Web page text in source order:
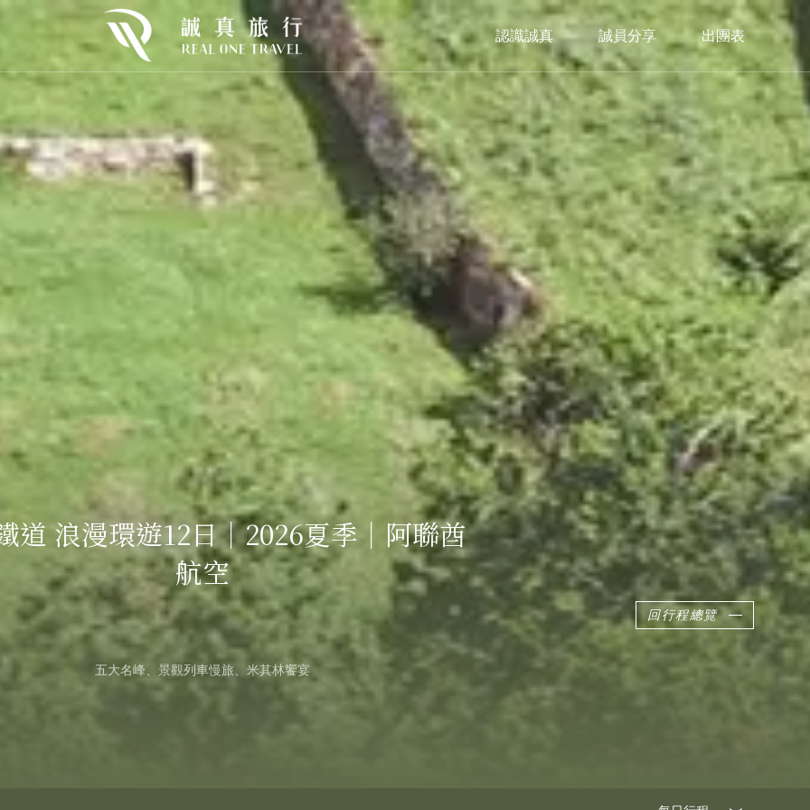
東歐
E.Europe
克羅埃西亞
北歐
N.Europe
美洲
Americas
加拿大
trip
開桶狂歡｜2026🍻慕尼黑啤酒節
Oktoberfest
暖心冬日｜2026🎄聖誕市集限定
Christmas Market
認識誠真 誠員分享 出團表
道 浪漫環遊12日｜2026夏季｜阿聯酋
航空
五大名峰、景觀列車慢旅、米其林饗宴
回行程總覽